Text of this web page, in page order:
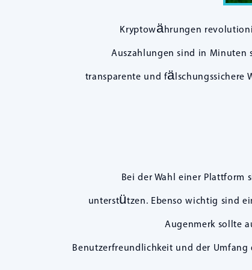
Kryptowährungen
Auszahlungen sind in Minuten
transparente und fälschungssichere
Bei der Wahl einer Plattform
unterstützen. Ebenso wichtig sind
Augenmerk sollte
Benutzerfreundlichkeit und der